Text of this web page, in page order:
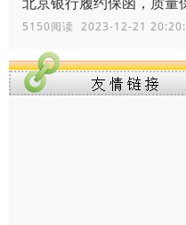
5150阅读 2023-12-21